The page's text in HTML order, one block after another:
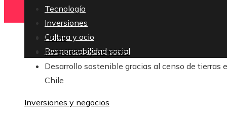
Tecnología
Inversiones
Cultura y ocio
Responsabilidad social
Home
Inversiones y negocios
Desarrollo sostenible gracias al censo de tierras
Chile
Inversiones y negocios